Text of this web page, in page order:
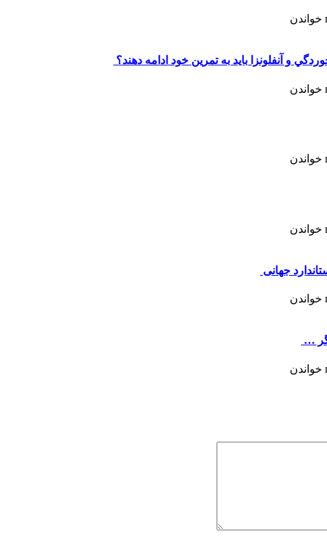
خواندن
و آنفلونزا بايد به تمرين خود ادامه دهند؟
خواندن
خواندن
خواندن
جهانی
خواندن
…
خواندن